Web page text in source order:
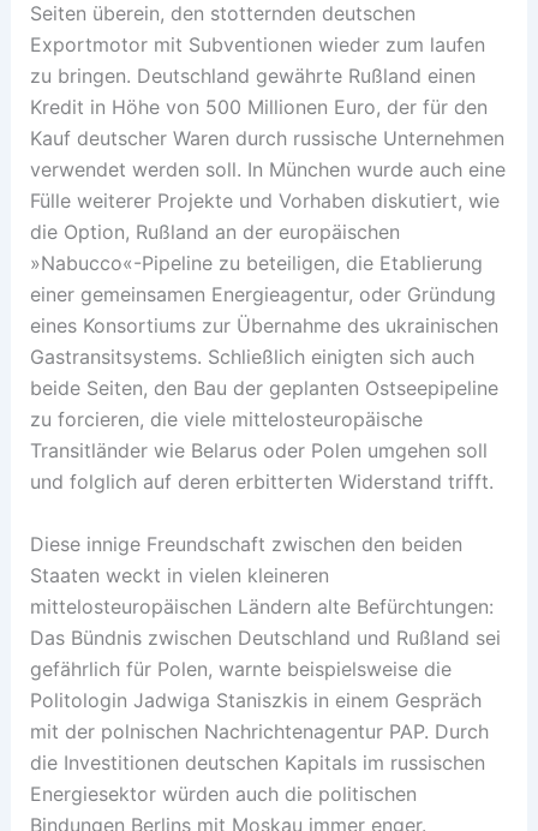
Seiten überein, den stotternden deutschen
Exportmotor mit Subventionen wieder zum laufen
zu bringen. Deutschland gewährte Rußland einen
Kredit in Höhe von 500 Millionen Euro, der für den
Kauf deutscher Waren durch russische Unternehmen
verwendet werden soll. In München wurde auch eine
Fülle weiterer Projekte und Vorhaben diskutiert, wie
die Option, Rußland an der europäischen
»Nabucco«-Pipeline zu beteiligen, die Etablierung
einer gemeinsamen Energieagentur, oder Gründung
eines Konsortiums zur Übernahme des ukrainischen
Gastransitsystems. Schließlich einigten sich auch
beide Seiten, den Bau der geplanten Ostseepipeline
zu forcieren, die viele mittelosteuropäische
Transitländer wie Belarus oder Polen umgehen soll
und folglich auf deren erbitterten Widerstand trifft.
Diese innige Freundschaft zwischen den beiden
Staaten weckt in vielen kleineren
mittelosteuropäischen Ländern alte Befürchtungen:
Das Bündnis zwischen Deutschland und Rußland sei
gefährlich für Polen, warnte beispielsweise die
Politologin Jadwiga Staniszkis in einem Gespräch
mit der polnischen Nachrichtenagentur PAP. Durch
die Investitionen deutschen Kapitals im russischen
Energiesektor würden auch die politischen
Bindungen Berlins mit Moskau immer enger.